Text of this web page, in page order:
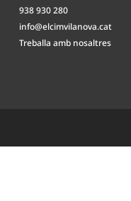
938 930 280
info@elcimvilanova.cat
Treballa amb nosaltres